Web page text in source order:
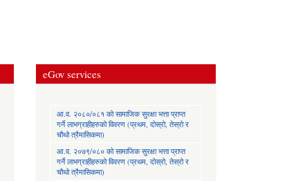
eGov services
आ.व. २०८०/०८१ को सामाजिक सुरक्षा भत्ता प्राप्त
गर्ने लाभग्राहीहरुको विवरण (प्रथम, दोस्रो, तेस्रो र
चौथो त्रैमासिकमा)
आ.व. २०७९/०८० को सामाजिक सुरक्षा भत्ता प्राप्त
गर्ने लाभग्राहीहरुको विवरण (प्रथम, दोस्रो, तेस्रो र
चौथो त्रैमासिकमा)